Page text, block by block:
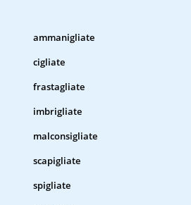
ammanigliate
cigliate
frastagliate
imbrigliate
malconsigliate
scapigliate
spigliate